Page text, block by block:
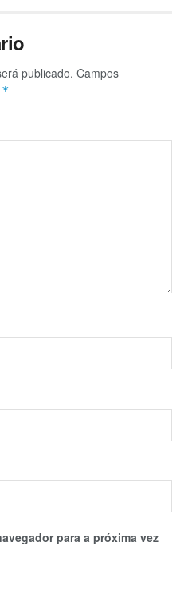
publicado. Campos
*
para a próxima vez